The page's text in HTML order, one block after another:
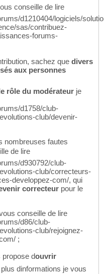
conseille de lire
d1210404/logiciels/
sas/contribuez-
forums-
sachez que divers
aux personnes
rôle du modérateur je
d1758/club-
club/devenir-
nombreuses fautes
de lire
d930792/club-
club/correcteurs-
developpez-com/, qui
correcteur pour le
conseille de lire
d86/club-
club/rejoignez-
;
douvrir
dinformations je vous